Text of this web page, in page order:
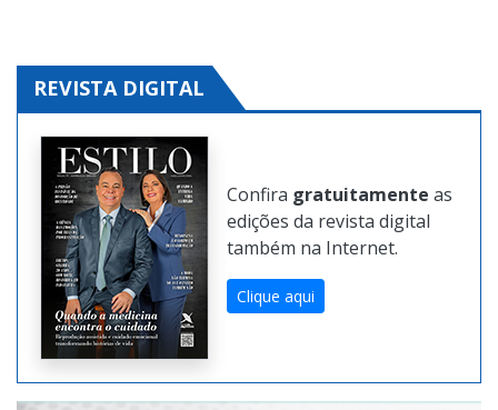
REVISTA DIGITAL
Confira gratuitamente as
edições da revista digital
também na Internet.
Clique aqui